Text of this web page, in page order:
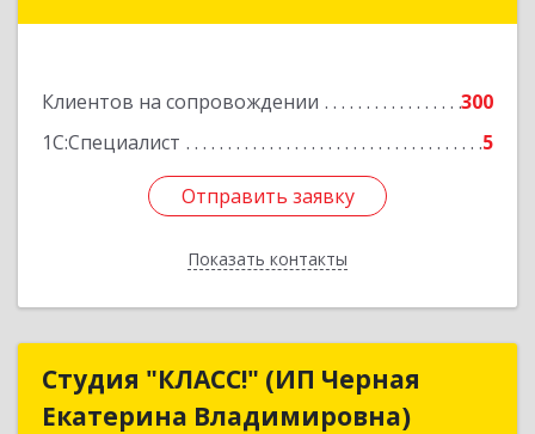
Клиентов на сопровождении
300
1С:Специалист
5
Отправить заявку
Показать контакты
Отправить заявку
Назад
Студия "КЛАСС!" (ИП Черная
Екатерина Владимировна)
Студия "КЛАСС!" (ИП Черная
Екатерина Владимировна)